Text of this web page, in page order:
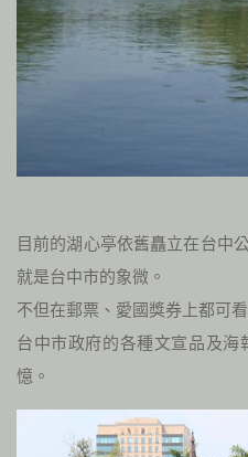
目前的湖心亭依舊矗立在台中
就是台中市的象微。
不但在郵票、愛國獎券上都可
台中市政府的各種文宣品及海
憶。